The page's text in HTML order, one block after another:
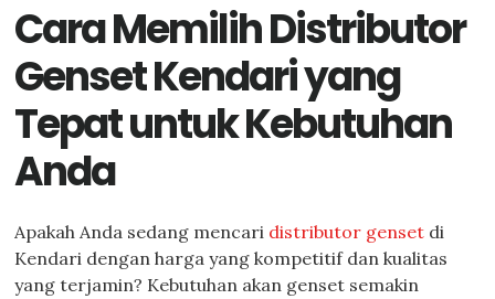
Cara Memilih Distributor
Genset Kendari yang
Tepat untuk Kebutuhan
Anda
Apakah Anda sedang mencari distributor genset di
Kendari dengan harga yang kompetitif dan kualitas
yang terjamin? Kebutuhan akan genset semakin